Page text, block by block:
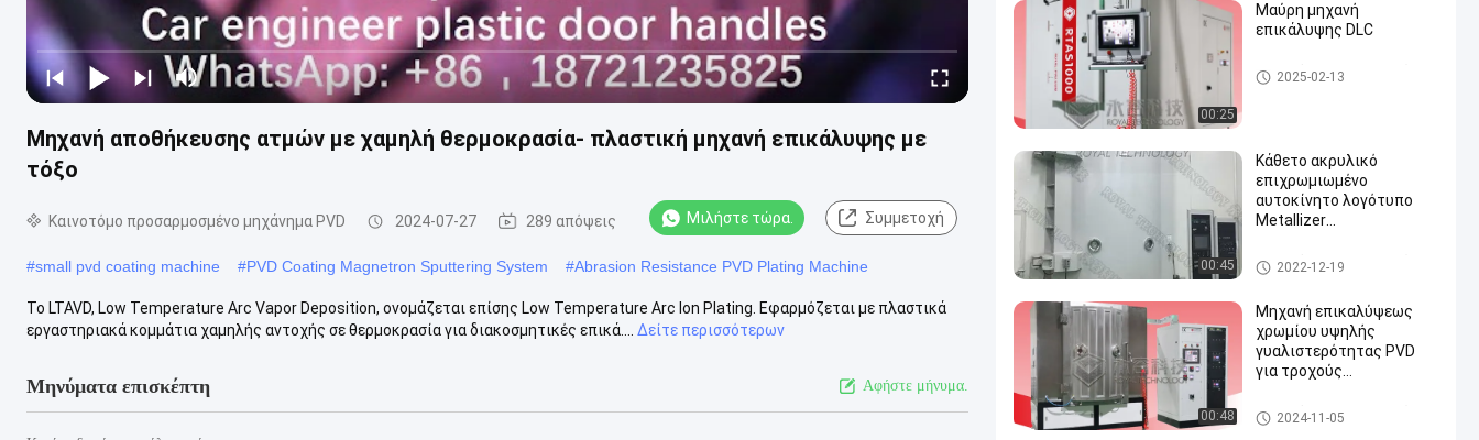
Μηχανή αποθήκευσης ατμών με χαμηλή θερμοκρασία- πλαστική μηχανή επικάλυψης με
τόξο
Καινοτόμο προσαρμοσμένο μηχάνημα PVD 2024-07-27 289 απόψεις Μιλήστε τώρα. Συμμετοχή
#small pvd coating machine #PVD Coating Magnetron Sputtering System #Abrasion Resistance PVD Plating Machine
Το LTAVD, Low Temperature Arc Vapor Deposition, ονομάζεται επίσης Low Temperature Arc Ion Plating. Εφαρμόζεται με πλαστικά
εργαστηριακά κομμάτια χαμηλής αντοχής σε θερμοκρασία για διακοσμητικές επικά....
Δείτε περισσότερων
Μηνύματα επισκέπτη Αφήστε μήνυμα.
00:25
Μαύρη μηχανή
επικάλυψης DLC
Καινοτόμο προσαρμοσμένο μ
ηχάνημα PVD
2025-02-13
00:45
Κάθετο ακρυλικό
επιχρωμιωμένο
αυτοκίνητο λογότυπο
Metallizer
που επιμεταλλώνει τη
μηχανή
Καινοτόμο προσαρμοσμένο μ
ηχάνημα PVD
2022-12-19
00:48
Μηχανή επικαλύψεως
χρωμίου υψηλής
γυαλιστερότητας PVD
για τροχούς
Καινοτόμο προσαρμοσμένο μ
ηχάνημα PVD
2024-11-05